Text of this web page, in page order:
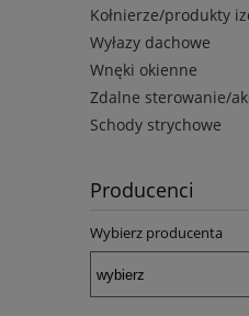
Kołnierze/produkty
Wyłazy dachowe
Wnęki okienne
Zdalne sterowanie/
Schody strychowe
Producenci
Wybierz producenta